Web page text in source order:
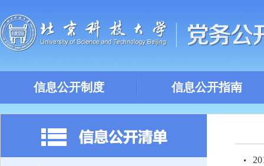
信息公开制度 信息公开指南